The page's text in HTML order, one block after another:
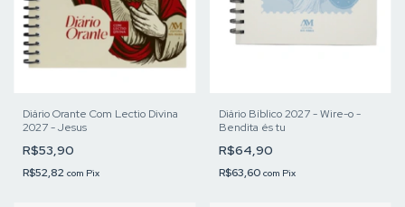
Diário Orante Com Lectio Divina
2027 - Jesus
R$53,90
R$52,82 com Pix
Diário Bíblico 2027 - Wire-o -
Bendita és tu
R$64,90
R$63,60 com Pix